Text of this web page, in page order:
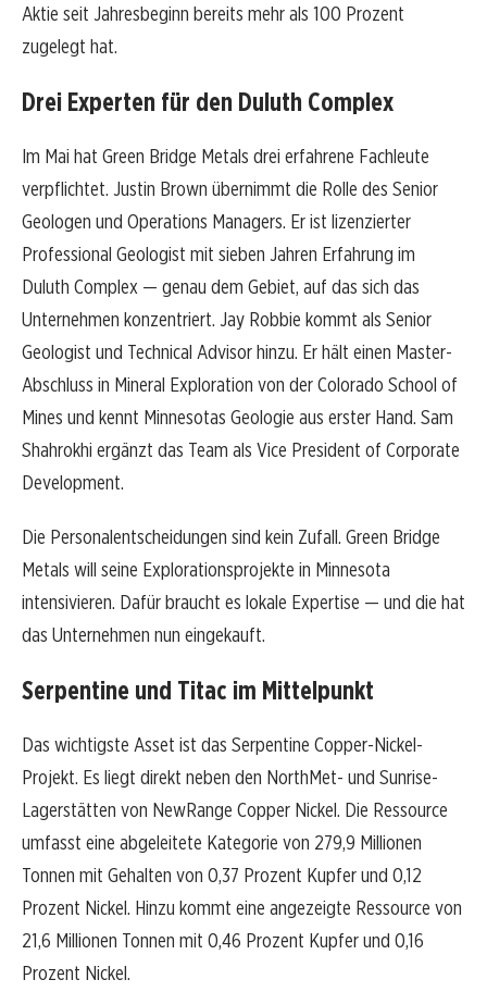
Aktie seit Jahresbeginn bereits mehr als 100 Prozent
zugelegt hat.
Drei Experten für den Duluth Complex
Im Mai hat Green Bridge Metals drei erfahrene Fachleute
verpflichtet. Justin Brown übernimmt die Rolle des Senior
Geologen und Operations Managers. Er ist lizenzierter
Professional Geologist mit sieben Jahren Erfahrung im
Duluth Complex — genau dem Gebiet, auf das sich das
Unternehmen konzentriert. Jay Robbie kommt als Senior
Geologist und Technical Advisor hinzu. Er hält einen Master-
Abschluss in Mineral Exploration von der Colorado School of
Mines und kennt Minnesotas Geologie aus erster Hand. Sam
Shahrokhi ergänzt das Team als Vice President of Corporate
Development.
Die Personalentscheidungen sind kein Zufall. Green Bridge
Metals will seine Explorationsprojekte in Minnesota
intensivieren. Dafür braucht es lokale Expertise — und die hat
das Unternehmen nun eingekauft.
Serpentine und Titac im Mittelpunkt
Das wichtigste Asset ist das Serpentine Copper-Nickel-
Projekt. Es liegt direkt neben den NorthMet- und Sunrise-
Lagerstätten von NewRange Copper Nickel. Die Ressource
umfasst eine abgeleitete Kategorie von 279,9 Millionen
Tonnen mit Gehalten von 0,37 Prozent Kupfer und 0,12
Prozent Nickel. Hinzu kommt eine angezeigte Ressource von
21,6 Millionen Tonnen mit 0,46 Prozent Kupfer und 0,16
Prozent Nickel.